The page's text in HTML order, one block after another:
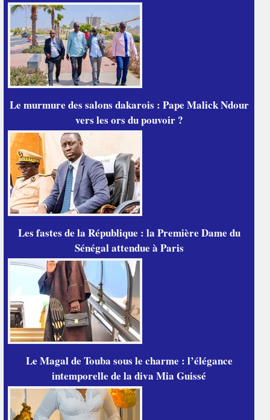
Le murmure des salons dakarois : Pape Malick Ndour
vers les ors du pouvoir ?
Les fastes de la République : la Première Dame du
Sénégal attendue à Paris
Le Magal de Touba sous le charme : l’élégance
intemporelle de la diva Mia Guissé